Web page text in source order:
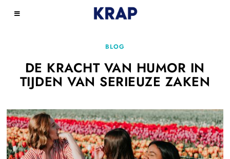
BLOG
DE KRACHT VAN HUMOR IN
TIJDEN VAN SERIEUZE ZAKEN